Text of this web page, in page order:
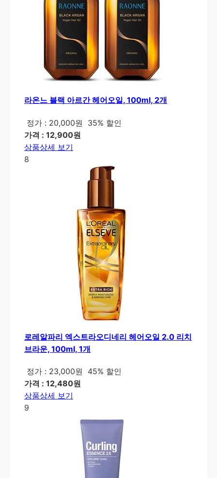
라온느 블랙 아르간 헤어오일, 100ml, 2개
정가 : 20,000원
35% 할인
가격 : 12,900원
상품상세 보기
8
로레알파리 엑스트라오디네리 헤어오일 2.0 리치
브라운, 100ml, 1개
정가 : 23,000원
45% 할인
가격 : 12,480원
상품상세 보기
9